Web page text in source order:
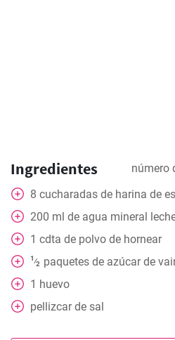
Ingredientes número
8 cucharadas de harina de
200 ml de agua mineral
1 cdta de polvo de hornear
1⁄2 paquetes de azúcar de
1 huevo
pellizcar de sal